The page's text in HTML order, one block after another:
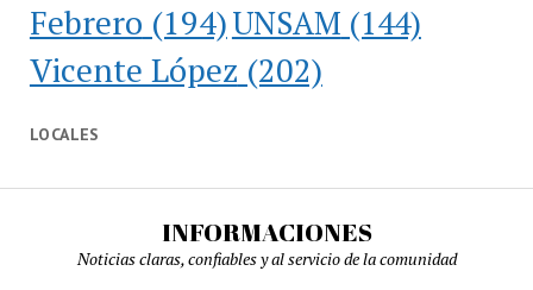
Febrero (194)UNSAM (144)
Vicente López (202)
LOCALES
INFORMACIONES
Noticias claras, confiables y al servicio de la comunidad